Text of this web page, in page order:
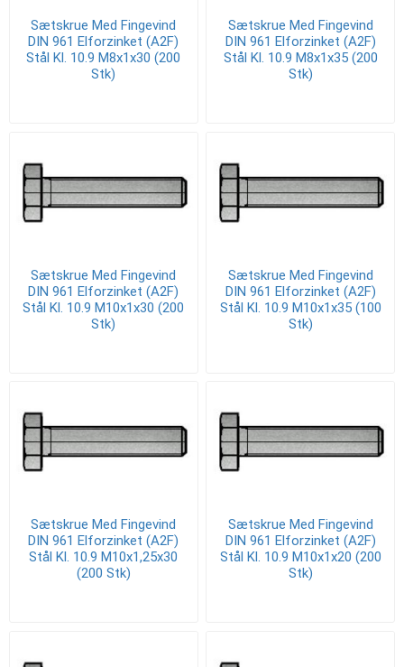
Sætskrue Med Fingevind
DIN 961 Elforzinket (A2F)
Stål Kl. 10.9 M8x1x30 (200
Stk)
Sætskrue Med Fingevind
DIN 961 Elforzinket (A2F)
Stål Kl. 10.9 M8x1x35 (200
Stk)
Sætskrue Med Fingevind
DIN 961 Elforzinket (A2F)
Stål Kl. 10.9 M10x1x30 (200
Stk)
Sætskrue Med Fingevind
DIN 961 Elforzinket (A2F)
Stål Kl. 10.9 M10x1x35 (100
Stk)
Sætskrue Med Fingevind
DIN 961 Elforzinket (A2F)
Stål Kl. 10.9 M10x1,25x30
(200 Stk)
Sætskrue Med Fingevind
DIN 961 Elforzinket (A2F)
Stål Kl. 10.9 M10x1x20 (200
Stk)